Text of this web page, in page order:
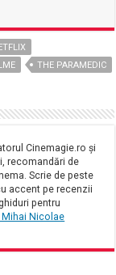
THE PARAMEDIC
Cinemagie.ro și
recomandări de
Scrie de peste
accent pe recenzii
pentru
Mihai Nicolae